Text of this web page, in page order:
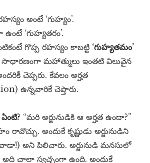
అంటే ‘గుహ్యం’.
‘గుహ్యతరం’.
గొప్ప రహస్యం కాబట్టి ‘గుహ్యతమం’
మహాత్ములు ఇంతటి విలువైన
చెప్పరు. కేవలం అర్హత
ఉన్నవారికే చెప్తారు.
ఏంటి? “మరి అర్జునుడికి ఆ అర్హత ఉందా?”
అందుకే కృష్ణుడు అర్జునుడిని
అని పిలిచారు. అర్జునుడి మనసులో
చాలా స్వచ్ఛంగా ఉంది. అందుకే